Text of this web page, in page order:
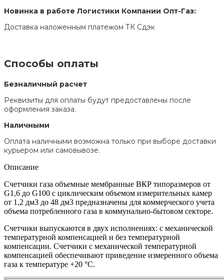
Новинка в работе Логистики Компании Опт-Газ:
Доставка наложенным платежом ТК Сдэк
Способы оплаты
Безналичный расчет
Реквизиты для оплаты будут предоставлены после
оформления заказа.
Наличными
Оплата наличными возможна только при выборе доставки
курьером или самовывозе.
Описание
Счетчики газа объемные мембранные ВКР типоразмеров от
G1,6 до G100 с циклическим объемом измерительных камер
от 1,2 дм3 до 48 дм3 предназначены для коммерческого учета
объема потребленного газа в коммунально-бытовом секторе.
Счетчики выпускаются в двух исполнениях: с механической
температурной компенсацией и без температурной
компенсации. Счетчики с механической температурной
компенсацией обеспечивают приведение измеренного объема
газа к температуре +20 °С.